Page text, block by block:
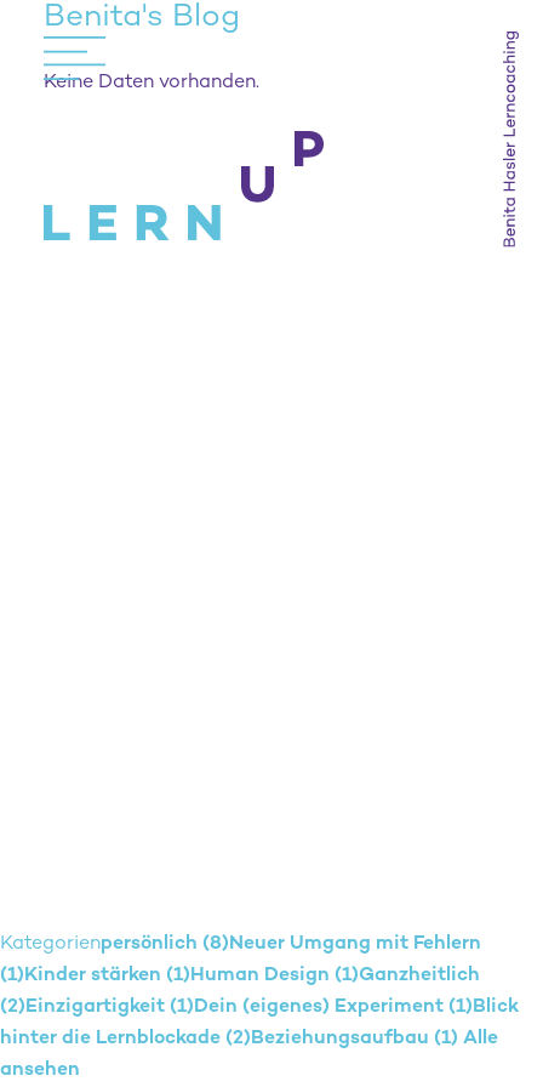
Benita's Blog
Keine Daten vorhanden.
Kategorienpersönlich (8)Neuer Umgang mit Fehlern
(1)Kinder stärken (1)Human Design (1)Ganzheitlich
(2)Einzigartigkeit (1)Dein (eigenes) Experiment (1)Blick
hinter die Lernblockade (2)Beziehungsaufbau (1) Alle
ansehen